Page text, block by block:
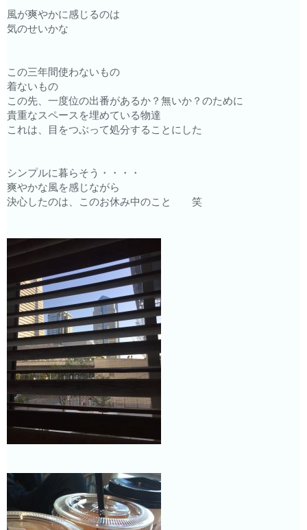
風が爽やかに感じるのは
気のせいかな
この三年間使わないもの
着ないもの
この先、一度位の出番があるか？無いか？のために
貴重なスペースを埋めている物達
これは、目をつぶって処分することにした
シンプルに暮らそう・・・・
爽やかな風を感じながら
決心したのは、このお休み中のこと 笑